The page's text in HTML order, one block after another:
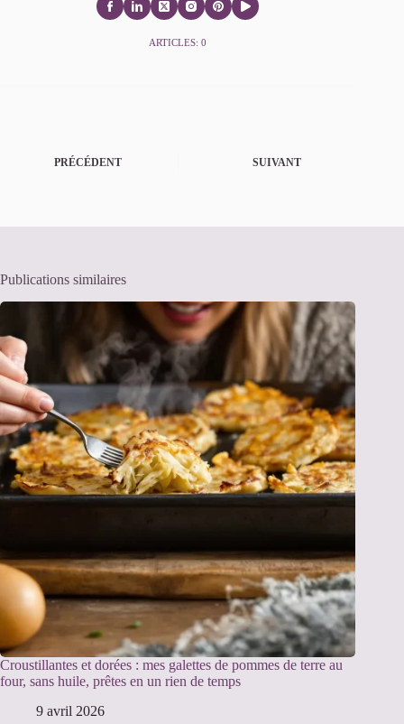
ARTICLES: 0
PRÉCÉDENT SUIVANT
Publications similaires
Croustillantes et dorées : mes galettes de pommes de terre au
four, sans huile, prêtes en un rien de temps
9 avril 2026